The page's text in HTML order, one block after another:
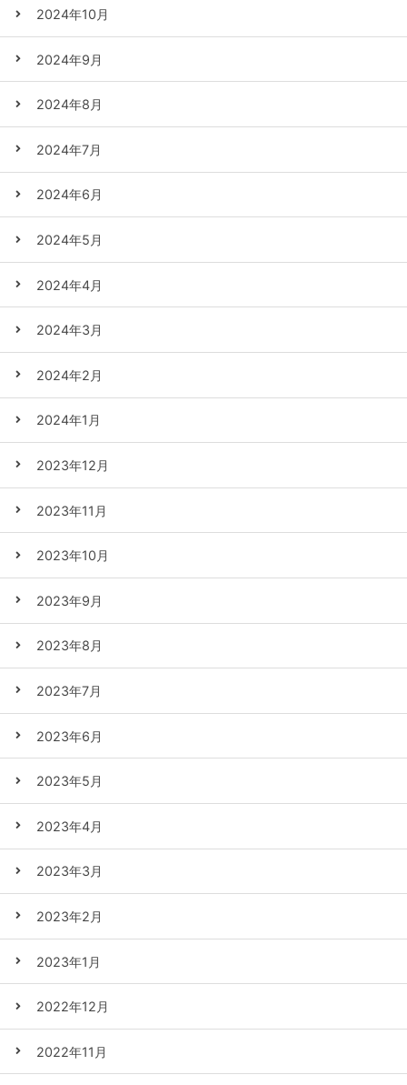
2024年10月
2024年9月
2024年8月
2024年7月
2024年6月
2024年5月
2024年4月
2024年3月
2024年2月
2024年1月
2023年12月
2023年11月
2023年10月
2023年9月
2023年8月
2023年7月
2023年6月
2023年5月
2023年4月
2023年3月
2023年2月
2023年1月
2022年12月
2022年11月